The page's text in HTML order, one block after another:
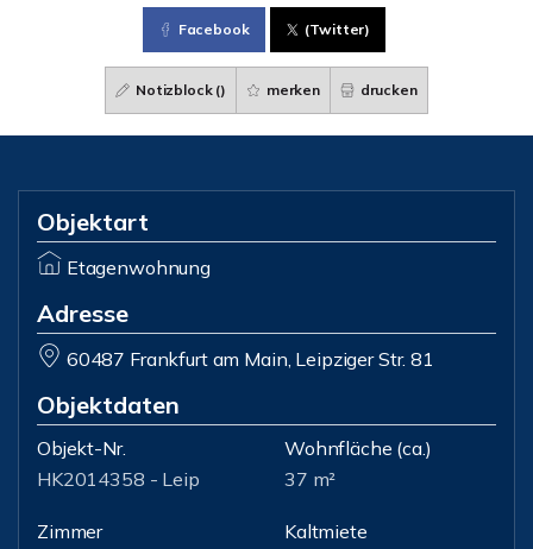
Facebook (Twitter)
Notizblock () merken drucken
Objektart
Etagenwohnung
Adresse
60487 Frankfurt am Main, Leipziger Str. 81
Objektdaten
Objekt-Nr.
HK2014358 - Leip
Wohnfläche (ca.)
37 m²
Zimmer
Kaltmiete